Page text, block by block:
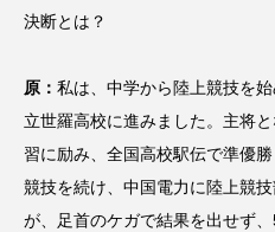
決断とは？
原： 私は、中学から陸上競技を
立世羅高校に進みました。主将
習に励み、全国高校駅伝で準優
競技を続け、中国電力に陸上競
が、足首のケガで結果を出せず